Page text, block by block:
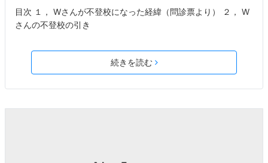
目次 １， Wさんが不登校になった経緯（問診票より） ２， W
さんの不登校の引き
続きを読む